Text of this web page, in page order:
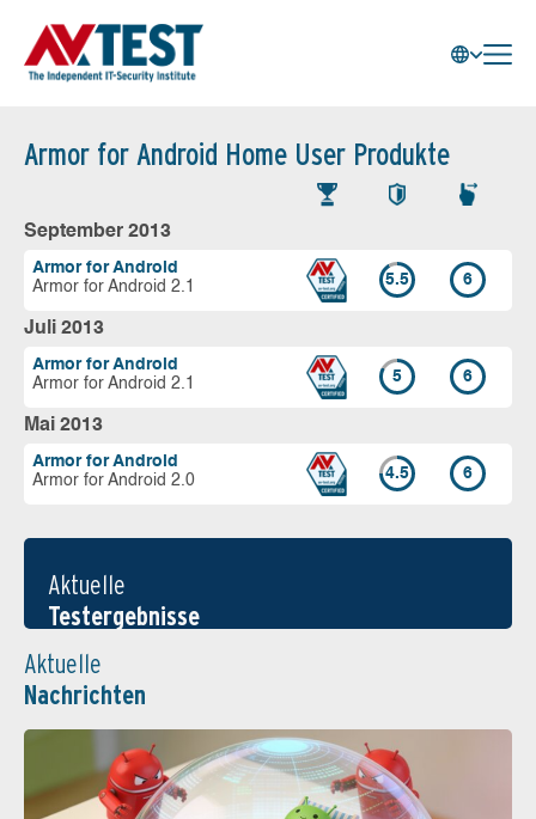
Armor for Android Home User Produkte
September 2013
Armor for Android
Armor for Android 2.1
5.5 6
Juli 2013
Armor for Android
Armor for Android 2.1
5 6
Mai 2013
Armor for Android
Armor for Android 2.0
4.5 6
Aktuelle
Testergebnisse
Aktuelle
Nachrichten